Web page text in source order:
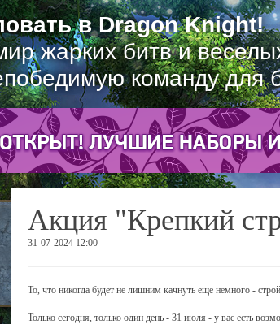
в Dragon Knight!
жарких битв и
команду для
Акция "Крепкий
31-07-2024 12:00
То, что никогда будет не лишним качнуть еще немного -
Только сегодня, только один день - 31 июля - у вас есть